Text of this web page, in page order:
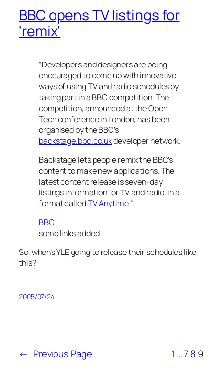
BBC opens TV listings for
'remix'
“Developers and designers are being
encouraged to come up with innovative
ways of using TV and radio schedules by
taking part in a BBC competition. The
competition, announced at the Open
Tech conference in London, has been
organised by the BBC’s
backstage.bbc.co.ukdeveloper network.
Backstage lets people remix the BBC’s
content to make new applications. The
latest content release is seven-day
listings information for TV and radio, in a
format calledTV Anytime.”
BBC
some links added
So, when’s YLE going to release their schedules like
this?
2005/07/24
← Previous Page 1 …78 9